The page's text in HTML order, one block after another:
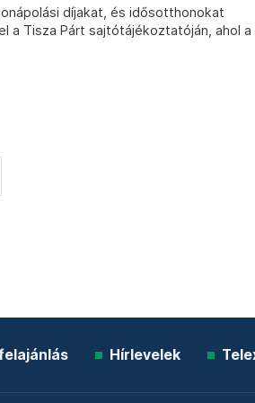
díjakat, és idősotthonokat
a Tisza Párt sajtótájékoztatóján, ahol a
Hírlevelek